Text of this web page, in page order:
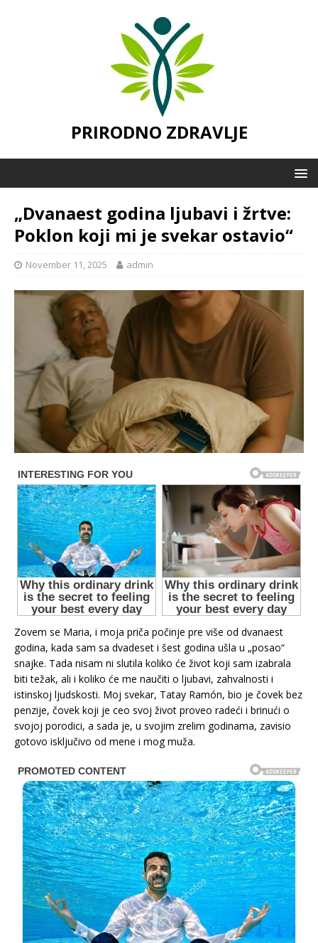
PRIRODNO ZDRAVLJE
„Dvanaest godina ljubavi i žrtve:
Poklon koji mi je svekar ostavio“
November 11, 2025 admin
Zovem se Maria, i moja priča počinje pre više od dvanaest
godina, kada sam sa dvadeset i šest godina ušla u „posao“
snajke. Tada nisam ni slutila koliko će život koji sam izabrala
biti težak, ali i koliko će me naučiti o ljubavi, zahvalnosti i
istinskoj ljudskosti. Moj svekar, Tatay Ramón, bio je čovek bez
penzije, čovek koji je ceo svoj život proveo radeći i brinući o
svojoj porodici, a sada je, u svojim zrelim godinama, zavisio
gotovo isključivo od mene i mog muža.